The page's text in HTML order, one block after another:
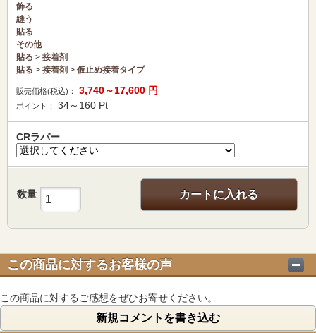
飾る
縫う
貼る
その他
貼る > 接着剤
貼る > 接着剤 > 仮止め接着タイプ
販売価格(税込)： 3,740～17,600 円
ポイント： 34～160 Pt
CRラバー
数量 カートに入れる
この商品に対するお客様の声
この商品に対するご感想をぜひお寄せください。
新規コメントを書き込む